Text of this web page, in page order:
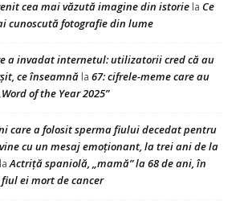
cea mai văzută imagine din istorie la Ce
cunoscută fotografie din lume
a invadat internetul: utilizatorii cred că au
ce înseamnă la 67: cifrele-meme care au
of the Year 2025”
care a folosit sperma fiului decedat pentru
cu un mesaj emoționant, la trei ani de la
laActriță spaniolă, „mamă” la 68 de ani, în
ei mort de cancer